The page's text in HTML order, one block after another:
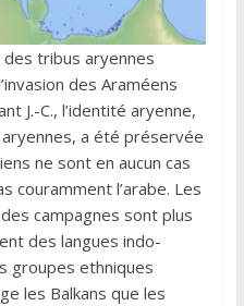
tribus aryennes
des Araméens
J.-C., l’identité aryenne,
a été préservée
ne sont en aucun cas
couramment l’arabe. Les
campagnes sont plus
des langues indo-
groupes ethniques
les Balkans que les